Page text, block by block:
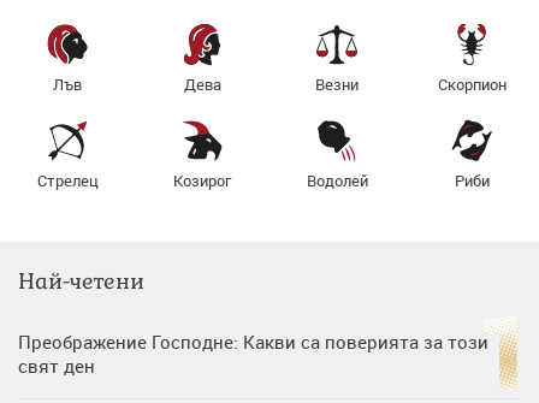
Лъв Дева Везни Скорпион
Стрелец Козирог Водолей Риби
Най-четени
Преображение Господне: Какви са поверията за този
свят ден